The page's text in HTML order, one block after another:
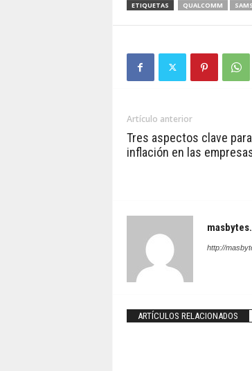
ETIQUETAS QUALCOMM
Artículo anterior
Tres aspectos clave
inflación en las
http://
ARTÍCULOS RELACIONADOS